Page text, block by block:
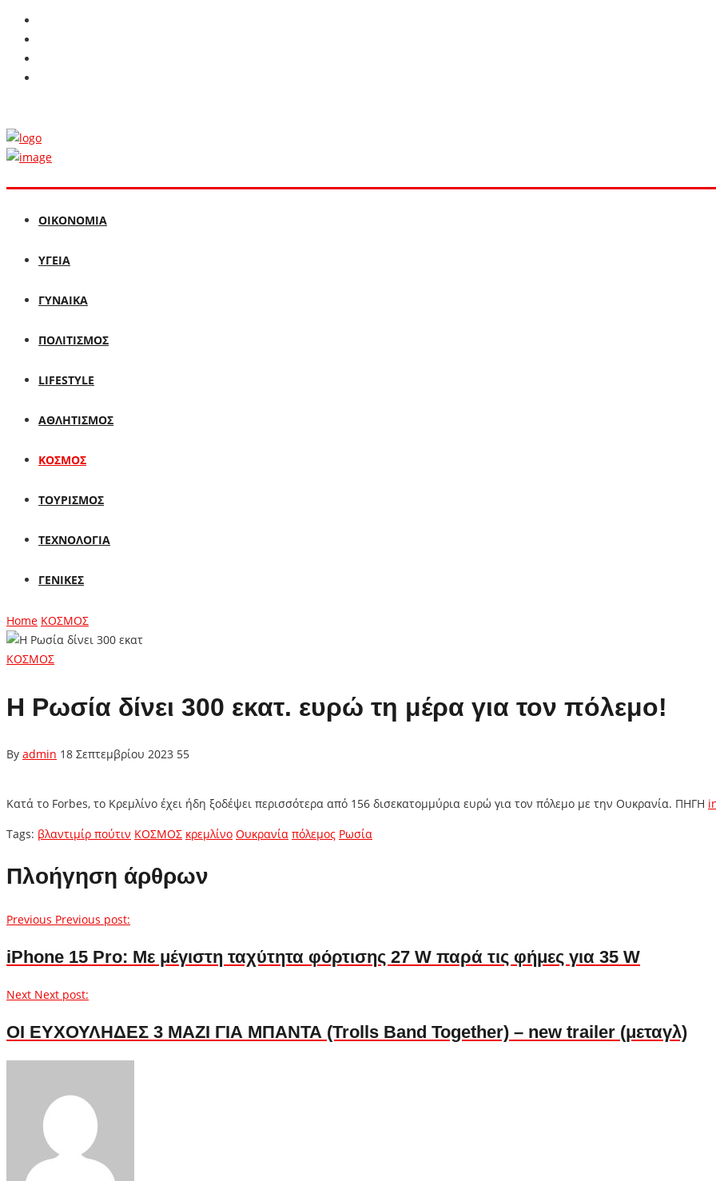
ΟΙΚΟΝΟΜΙΑ
ΥΓΕΙΑ
ΓΥΝΑΙΚΑ
ΠΟΛΙΤΙΣΜΟΣ
LIFESTYLE
ΑΘΛΗΤΙΣΜΟΣ
ΚΟΣΜΟΣ
ΤΟΥΡΙΣΜΟΣ
ΤΕΧΝΟΛΟΓΙΑ
ΓΕΝΙΚΕΣ
Home ΚΟΣΜΟΣ
ΚΟΣΜΟΣ
Η Ρωσία δίνει 300 εκατ. ευρώ τη μέρα για τον πόλεμο!
By admin 18 Σεπτεμβρίου 2023 55
Κατά τo Forbes, το Κρεμλίνο έχει ήδη ξοδέψει περισσότερα από 156 δισεκατομμύρια ευρώ για τον πόλεμο με την Ουκρανία. ΠΗΓΗ
Tags: βλαντιμίρ πούτιν ΚΟΣΜΟΣ κρεμλίνο Ουκρανία πόλεμος Ρωσία
Πλοήγηση άρθρων
Previous Previous post:
iPhone 15 Prο: Με μέγιστη ταχύτητα φόρτισης 27 W παρά τις φήμες για 35 W
Next Next post:
ΟΙ ΕΥΧΟΥΛΗΔΕΣ 3 ΜΑΖΙ ΓΙΑ ΜΠΑΝΤΑ (Trolls Band Together) – new trailer (μεταγλ)